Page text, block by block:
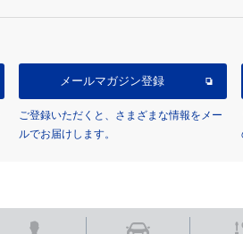
メールマガジン登録
ご登録いただくと、さまざまな情報をメー
ルでお届けします。